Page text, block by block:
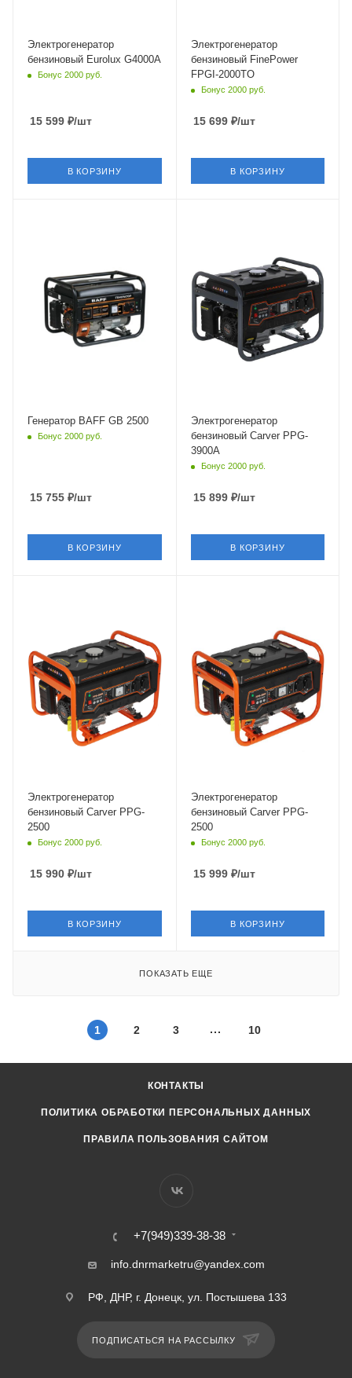
Электрогенератор
бензиновый Eurolux G4000A
Бонус 2000 руб.
15 599 ₽/шт
В КОРЗИНУ
Электрогенератор
бензиновый FinePower
FPGI-2000TO
Бонус 2000 руб.
15 699₽/шт
В КОРЗИНУ
Генератор BAFF GB 2500
Бонус 2000 руб.
15 755 ₽/шт
В КОРЗИНУ
50 Гц
Электрогенератор
бензиновый Carver PPG-
3900A
Бонус 2000 руб.
15 899₽/шт
В КОРЗИНУ
Электрогенератор
бензиновый Carver PPG-
2500
Бонус 2000 руб.
15 990 ₽/шт
В КОРЗИНУ
Электрогенератор
бензиновый Carver PPG-
2500
Бонус 2000 руб.
15 999₽/шт
В КОРЗИНУ
ПОКАЗАТЬ ЕЩЕ
1 2 3 10
КОНТАКТЫ
ПОЛИТИКА ОБРАБОТКИ ПЕРСОНАЛЬНЫХ ДАННЫХ
ПРАВИЛА ПОЛЬЗОВАНИЯ САЙТОМ
+7(949)339-38-38
info.dnrmarketru@yandex.com
РФ, ДНР, г. Донецк, ул. Постышева 133
ПОДПИСАТЬСЯ НА РАССЫЛКУ